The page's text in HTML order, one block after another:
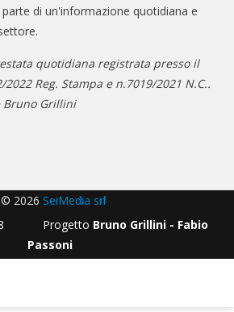
di un'informazione quotidiana e
quotidiana registrata presso il
Reg. Stampa e n.7019/2021 N.C..
Bruno Grillini
© 2026 SeiMedia srl
Progetto Bruno Grillini - Fabio
Passoni